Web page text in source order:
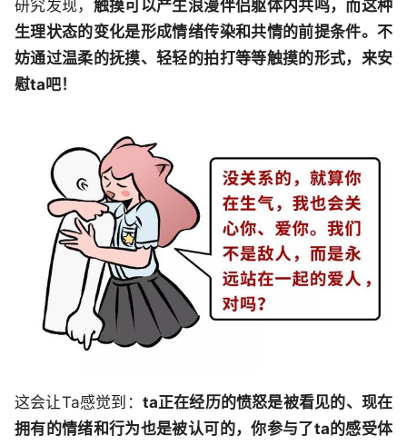
研究发现， 触摸可以产生浪漫伴侣躯体内共鸣，而这种
生理状态的变化是形成情绪传染和共情的前提条件。不
妨通过温柔的抚摸、轻轻的拍打等等触摸的形式，来安
慰ta吧！
这会让Ta感觉到： ta正在经历的愤怒是被看见的、现在
拥有的情绪和行为也是被认可的，你参与了ta的感受体